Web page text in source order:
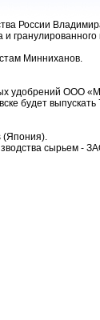
России
Минниханов.
удобрений ООО
будет
(Япония).
сырьем -